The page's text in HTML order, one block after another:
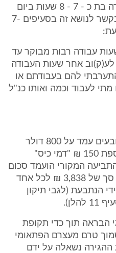
זאת, העריכה כי נדרשה עבודה בת כ - 7 - 8 שעות ביום
מכל אחד מהם (ראו פירוט בקשר לנושא זה בסעיפים 7-
עבודה רבות מבוקר עד
לע(ק)וב אחר שעות העבודה
להם בעבודתם או
לעבוד וכמה ואותו כנ"ל
ח. ח. שכרם החודשי של התובעים עמד על 800 דולר
לחודש לכל אחד מהם, בתוספת 150 ₪ "דמי כיס"
המקורי הועמד סכום
השכר החודשי, בשקלים, על סך של 3,838 ₪ לכל אחד
הנתבעת (לגבי תיקון
הבראה תוך כדי תקופת
טרם מעצרם הפתאומי
נשאלה על ידם